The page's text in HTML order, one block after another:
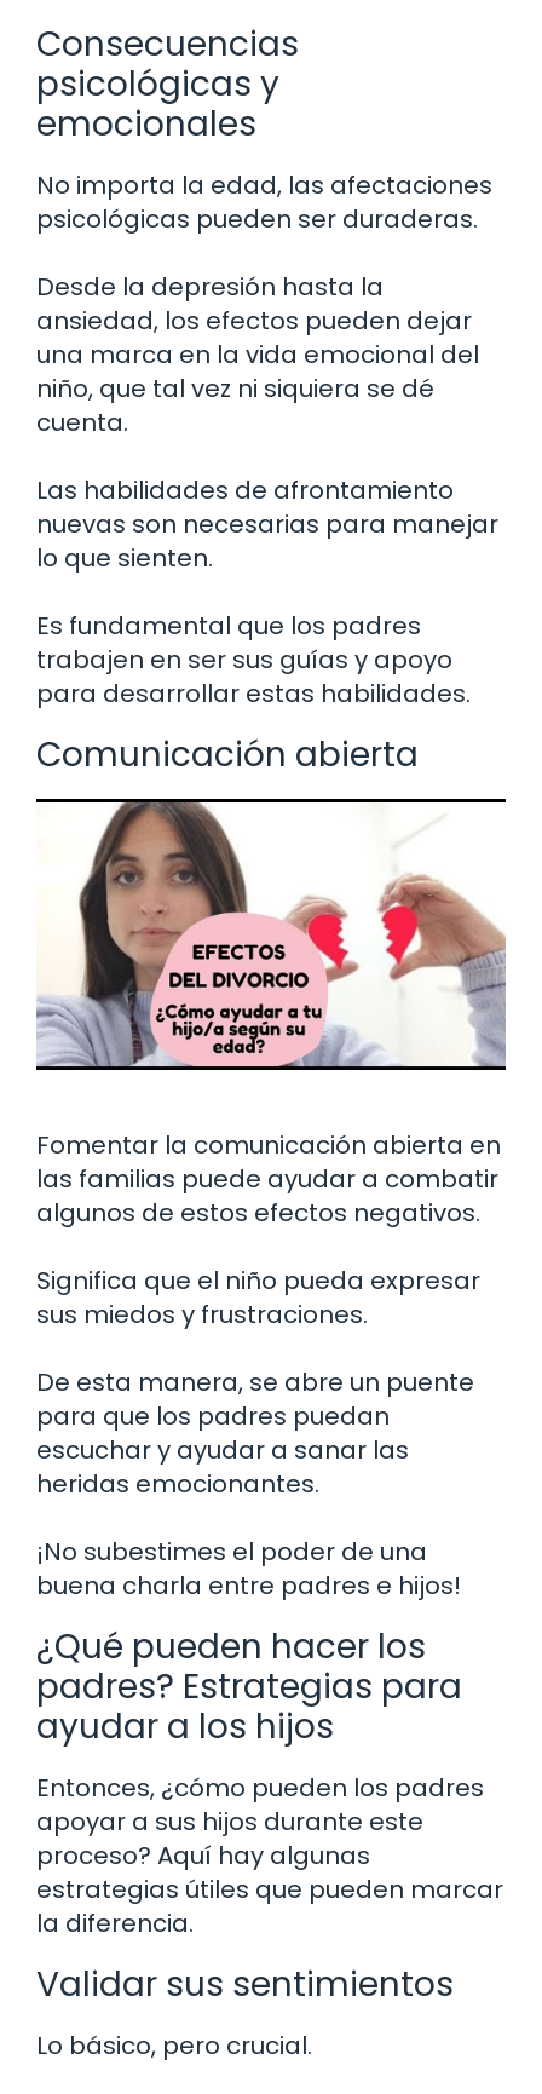
Consecuencias
psicológicas y
emocionales
No importa la edad, las afectaciones
psicológicas pueden ser duraderas.
Desde la depresión hasta la
ansiedad, los efectos pueden dejar
una marca en la vida emocional del
niño, que tal vez ni siquiera se dé
cuenta.
Las habilidades de afrontamiento
nuevas son necesarias para manejar
lo que sienten.
Es fundamental que los padres
trabajen en ser sus guías y apoyo
para desarrollar estas habilidades.
Comunicación abierta
Fomentar la comunicación abierta en
las familias puede ayudar a combatir
algunos de estos efectos negativos.
Significa que el niño pueda expresar
sus miedos y frustraciones.
De esta manera, se abre un puente
para que los padres puedan
escuchar y ayudar a sanar las
heridas emocionantes.
¡No subestimes el poder de una
buena charla entre padres e hijos!
¿Qué pueden hacer los
padres? Estrategias para
ayudar a los hijos
Entonces, ¿cómo pueden los padres
apoyar a sus hijos durante este
proceso? Aquí hay algunas
estrategias útiles que pueden marcar
la diferencia.
Validar sus sentimientos
Lo básico, pero crucial.